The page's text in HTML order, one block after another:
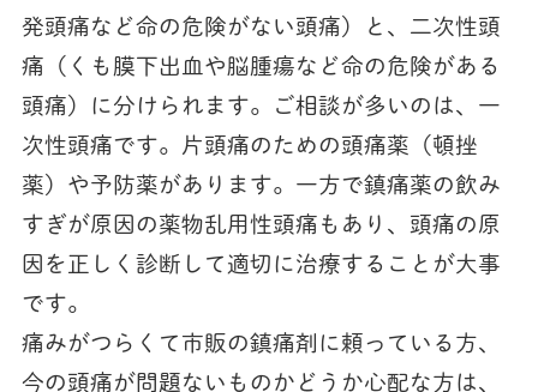
発頭痛など命の危険がない頭痛）と、二次性頭
痛（くも膜下出血や脳腫瘍など命の危険がある
頭痛）に分けられます。ご相談が多いのは、一
次性頭痛です。片頭痛のための頭痛薬（頓挫
薬）や予防薬があります。一方で鎮痛薬の飲み
すぎが原因の薬物乱用性頭痛もあり、頭痛の原
因を正しく診断して適切に治療することが大事
です。
痛みがつらくて市販の鎮痛剤に頼っている方、
今の頭痛が問題ないものかどうか心配な方は、